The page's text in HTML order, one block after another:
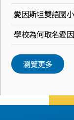
愛因斯坦雙語國
學校為何取名愛
瀏覽更多